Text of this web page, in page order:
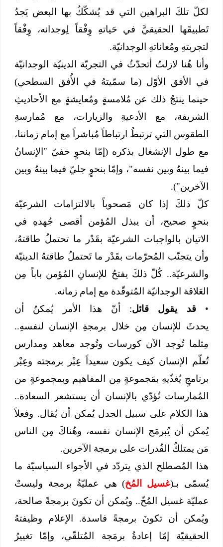
لكلّ تلكَ البراهين التي قد يُشكّكُ بها البعض يَجدُ
تَطبيقَها الحقيقيَّ في حَياتهِ وِفْقاً لِوجدانه، وِفْقاً
لتجربتهِ ومُعاناتهِ الوجدانيّة.
وأنا هُنا لازلتُ أتحدّثُ في التجربّة الدينيّة الوجدانيّة
في الأفق الأوّل (ما سمّيتهُ في الأُفق السطحي)
حينما ينتجُ ذلك عن مُلامسةٍ ومُعايشةٍ مع الأحاديثِ
الشريفة، مع الأدعيةِ والزيارات، مع مُمارسةِ
الطقوس التي ترتبطُ ارتباطاً مُباشراً مع إمام زماننا،
مع طول الإنشغال بذكره (إمّا بنحوٍ خفيّ "الإنسانُ
فيما بينهُ وبين نفسه"، وإمّا بنحوٍ جليّ فيما بينهُ وبين
الآخرين").
كلّ ذلكَ إذا كان مَصحوباً بالالتزامات الشرعيّة
بنحوٍ صحيح، أن يبذل المُؤمن أقصى جُهدهِ في
الاتيان بالواجبات الشرعيّة بقَدْر ما تحتملُ طاقتهُ،
وأن يتجنّب المُحرّمات بقَدْر ما تَحتملُ طاقتهُ الدينيّة
والشرعيّة.. كُلّ ذلكَ يفتحُ للإنسانِ المُؤمن باباً مِن
العَلاقة الوجدانيّة المُتوقّدة مع إمام زمانه.
•
قد يقول قائل: أنّ هذا الأمر يُمكنُ أن
يحدثَ للإنسان مِن خلال برمجةِ الإنسان لنفسهِ..
مِثلما تُوجد الآن كورسات وتُوجد معاهد ومدارس
تُعلّم الإنسان كيف يكون سعيداً عِبْر برمجته وعِبْر
برنامجٍ يُغذّيهِ بمَجموعةٍ مِن المفاهيم وبمجموعةٍ من
المُمارسات تُؤدّي بالإنسان أن يستشعر السعادة..
هذا الكلام على سبيل الجدل يُمكن أن يُقال. وفعلاً
يُمكن أن يُبرمَج الإنسان نفسه، وهُناكَ مِن الناس
مَن يمتلكُ القُدرات على برمجة الآخرين.
هذا المُصطلح الذي يتردّد في الأجواء السياسيّة ما
يُسمّى بـ(غسيل المُخ) هي عمليّةُ برمجة وليستْ
عمليّة غسيل المُخّ.. ويُمكن أن تكونَ برمجةً صالحة،
ويُمكن أن تكونَ برمجةً فاسدة. الإعلام وظيفتهُ
الحقيقيّة إمّا إعادةُ برمَجة المُتلقّي، وإمّا تغييرُ